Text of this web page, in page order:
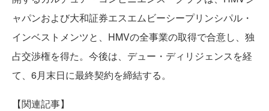
ャパンおよび大和証券エスエムビーシープリンシパル・
インベストメンツと、HMVの全事業の取得で合意し、独
占交渉権を得た。今後は、デュー・ディリジェンスを経
て、6月末日に最終契約を締結する。
【関連記事】